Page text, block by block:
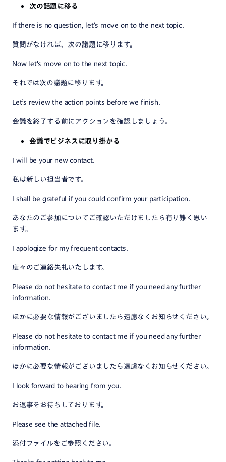
次の話題に移る
If there is no question, let’s move on to the next topic.
質問がなければ、次の議題に移ります。
Now let's move on to the next topic.
それでは次の議題に移ります。
Let’s review the action points before we finish.
会議を終了する前にアクションを確認しましょう。
会議でビジネスに取り掛かる
I will be your new contact.
私は新しい担当者です。
I shall be grateful if you could confirm your participation.
あなたのご参加についてご確認いただけましたら有り難く思い
ます。
I apologize for my frequent contacts.
度々のご連絡失礼いたします。
Please do not hesitate to contact me if you need any further
information.
ほかに必要な情報がございましたら遠慮なくお知らせください。
Please do not hesitate to contact me if you need any further
information.
ほかに必要な情報がございましたら遠慮なくお知らせください。
I look forward to hearing from you.
お返事をお待ちしております。
Please see the attached file.
添付ファイルをご参照ください。